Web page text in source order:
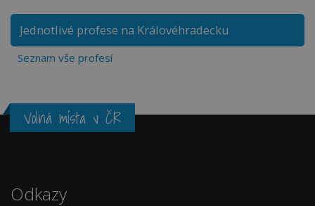
Jednotlivé profese na Královéhradecku
Seznam vše profesí
Volná místa v ČR
Odkazy